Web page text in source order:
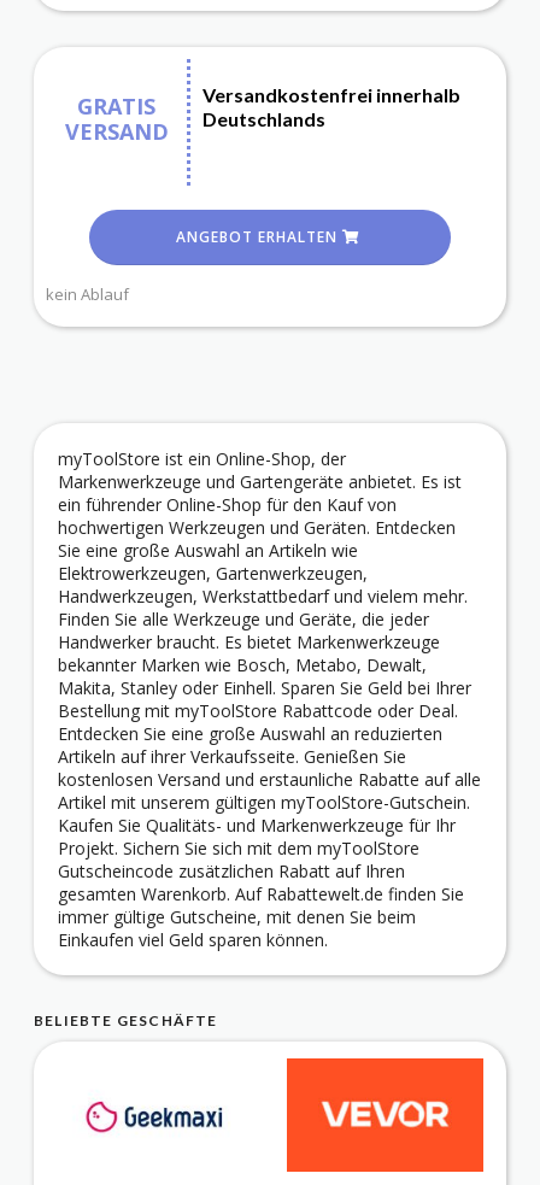
GRATIS
VERSAND
Versandkostenfrei innerhalb
Deutschlands
ANGEBOT ERHALTEN
kein Ablauf
myToolStore ist ein Online-Shop, der
Markenwerkzeuge und Gartengeräte anbietet. Es ist
ein führender Online-Shop für den Kauf von
hochwertigen Werkzeugen und Geräten. Entdecken
Sie eine große Auswahl an Artikeln wie
Elektrowerkzeugen, Gartenwerkzeugen,
Handwerkzeugen, Werkstattbedarf und vielem mehr.
Finden Sie alle Werkzeuge und Geräte, die jeder
Handwerker braucht. Es bietet Markenwerkzeuge
bekannter Marken wie Bosch, Metabo, Dewalt,
Makita, Stanley oder Einhell. Sparen Sie Geld bei Ihrer
Bestellung mit myToolStore Rabattcode oder Deal.
Entdecken Sie eine große Auswahl an reduzierten
Artikeln auf ihrer Verkaufsseite. Genießen Sie
kostenlosen Versand und erstaunliche Rabatte auf alle
Artikel mit unserem gültigen myToolStore-Gutschein.
Kaufen Sie Qualitäts- und Markenwerkzeuge für Ihr
Projekt. Sichern Sie sich mit dem myToolStore
Gutscheincode zusätzlichen Rabatt auf Ihren
gesamten Warenkorb. Auf Rabattewelt.de finden Sie
immer gültige Gutscheine, mit denen Sie beim
Einkaufen viel Geld sparen können.
BELIEBTE GESCHÄFTE